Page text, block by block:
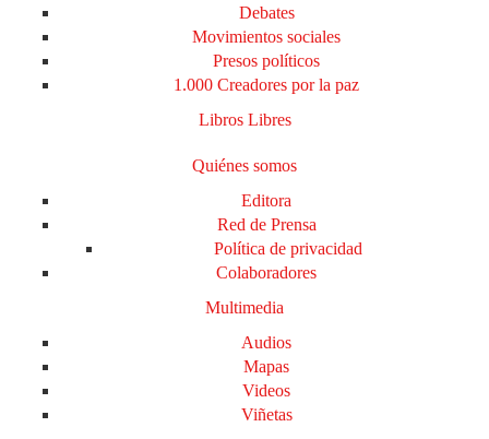
Debates
Movimientos sociales
Presos políticos
1.000 Creadores por la paz
Libros Libres
Quiénes somos
Editora
Red de Prensa
Política de privacidad
Colaboradores
Multimedia
Audios
Mapas
Videos
Viñetas